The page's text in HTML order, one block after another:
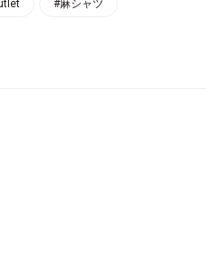
#麻シャツ